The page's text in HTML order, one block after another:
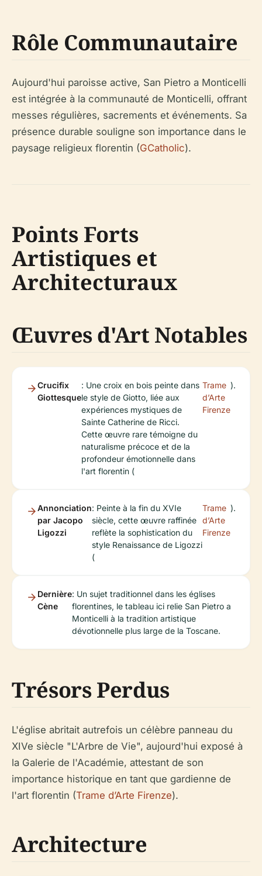
Rôle Communautaire
Aujourd'hui paroisse active, San Pietro a Monticelli
est intégrée à la communauté de Monticelli, offrant
messes régulières, sacrements et événements. Sa
présence durable souligne son importance dans le
paysage religieux florentin (GCatholic).
Points Forts
Artistiques et
Architecturaux
Œuvres d'Art Notables
Crucifix
Giottesque
: Une croix en bois peinte dans
le style de Giotto, liée aux
expériences mystiques de
Sainte Catherine de Ricci.
Cette œuvre rare témoigne du
naturalisme précoce et de la
profondeur émotionnelle dans
l'art florentin (
Trame
d’Arte
Firenze
).
Annonciation
par Jacopo
Ligozzi
: Peinte à la fin du XVIe
siècle, cette œuvre raffinée
reflète la sophistication du
style Renaissance de Ligozzi
(
Trame
d’Arte
Firenze
).
Dernière
Cène
: Un sujet traditionnel dans les églises
florentines, le tableau ici relie San Pietro a
Monticelli à la tradition artistique
dévotionnelle plus large de la Toscane.
Trésors Perdus
L'église abritait autrefois un célèbre panneau du
XIVe siècle "L'Arbre de Vie", aujourd'hui exposé à
la Galerie de l'Académie, attestant de son
importance historique en tant que gardienne de
l'art florentin (Trame d’Arte Firenze).
Architecture